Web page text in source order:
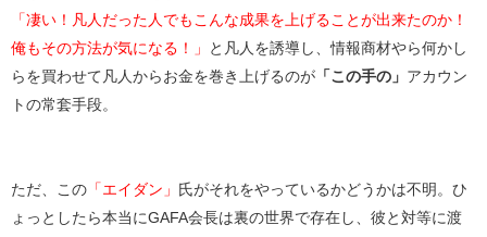
「凄い！凡人だった人でもこんな成果を上げることが出来たのか！
俺もその方法が気になる！」
と凡人を誘導し、情報商材やら何かし
らを買わせて凡人からお金を巻き上げるのが 「この手の」 アカウン
トの常套手段。
ただ、この 「エイダン」
氏がそれをやっているかどうかは不明。ひ
ょっとしたら本当にGAFA会長は裏の世界で存在し、彼と対等に渡